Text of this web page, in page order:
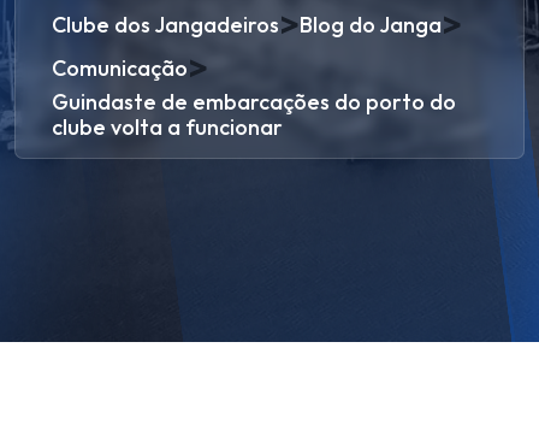
Clube dos Jangadeiros>Blog do Janga>
Comunicação>
Guindaste de embarcações do porto do
clube volta a funcionar